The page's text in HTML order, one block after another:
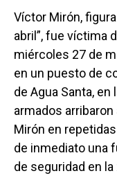
Víctor Mirón,
abril”, fue víctima
miércoles 27 de
en un puesto de
de Agua Santa,
armados
Mirón en
de inmediato una
de seguridad en la